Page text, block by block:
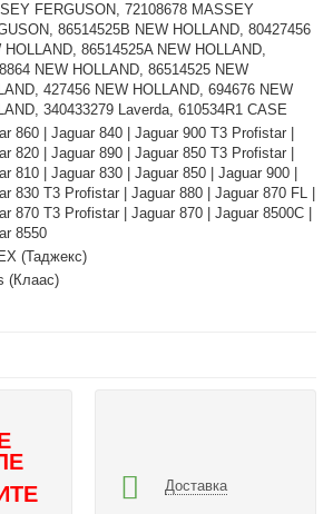
FERGUSON, 72108678 MASSEY
86514525B NEW HOLLAND, 80427456
HOLLAND, 86514525A NEW HOLLAND,
NEW HOLLAND, 86514525 NEW
427456 NEW HOLLAND, 694676 NEW
340433279 Laverda, 610534R1 CASE
860 | Jaguar 840 | Jaguar 900 T3 Profistar |
820 | Jaguar 890 | Jaguar 850 T3 Profistar |
810 | Jaguar 830 | Jaguar 850 | Jaguar 900 |
830 T3 Profistar | Jaguar 880 | Jaguar 870 FL |
870 T3 Profistar | Jaguar 870 | Jaguar 8500C |
8550
(Таджекс)
(Клаас)
Доставка